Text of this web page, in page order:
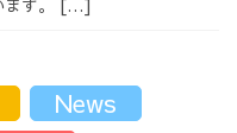
News